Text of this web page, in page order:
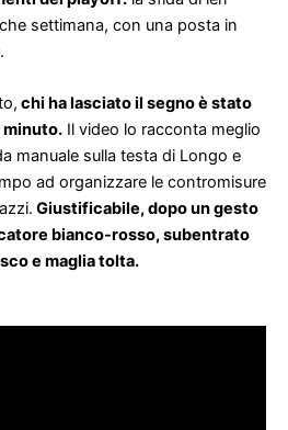
settimana, con una posta in
chi ha lasciato il segno è stato
minuto. Il video lo racconta meglio
manuale sulla testa di Longo e
ad organizzare le contromisure
Giustificabile, dopo un gesto
bianco-rosso, subentrato
e maglia tolta.